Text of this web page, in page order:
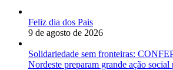
Feliz dia dos Pais
9 de agosto de 2026
Solidariedade sem fronteiras:
Nordeste preparam grande ação social